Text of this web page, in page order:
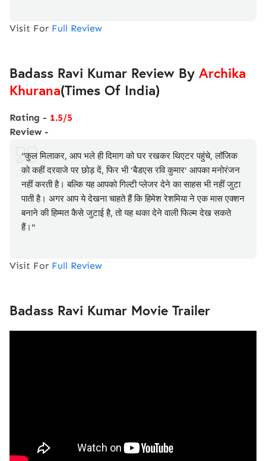
Visit For Full Review
Badass Ravi Kumar Review By Archika
Khurana(Times Of India)
Rating - 1.5/5
Review -
"कुल मिलाकर, आप भले ही दिमाग को घर रखकर थ‍िएटर पहुंचे, लॉजिक
को कहीं दरवाजे पर छोड़ दें, फिर भी 'बैडएस रवि कुमार' आपका मनोरंजन
नहीं करती है। बल्‍क‍ि यह आपको ग‍िल्‍टी प्‍लेजर देने का साहस भी नहीं जुटा
पाती है। अगर आप ये देखना चाहते हैं कि हिमेश रेशमिया ने एक मास एक्शन
बनाने की हिम्‍मत कैसे जुटाई है, तो यह थका देने वाली फिल्‍म देख सकते
हैं।"
Visit For Full Review
Badass Ravi Kumar Movie Trailer